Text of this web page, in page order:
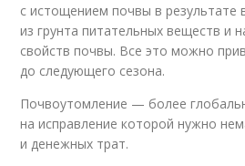
с истощением почвы в результате
из грунта питательных веществ и
свойств почвы. Все это можно
до следующего сезона.
Почвоутомление — более
на исправление которой нужно
и денежных трат.